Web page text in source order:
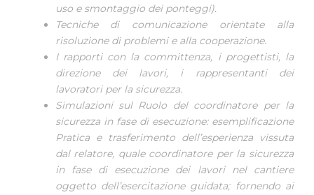
uso e smontaggio dei ponteggi).
Tecniche di comunicazione orientate alla
risoluzione di problemi e alla cooperazione.
I rapporti con la committenza, i progettisti, la
direzione dei lavori, i rappresentanti dei
lavoratori per la sicurezza.
Simulazioni sul Ruolo del coordinatore per la
sicurezza in fase di esecuzione: esemplificazione
Pratica e trasferimento dell’esperienza vissuta
dal relatore, quale coordinatore per la sicurezza
in fase di esecuzione dei lavori nel cantiere
oggetto dell’esercitazione guidata; fornendo ai